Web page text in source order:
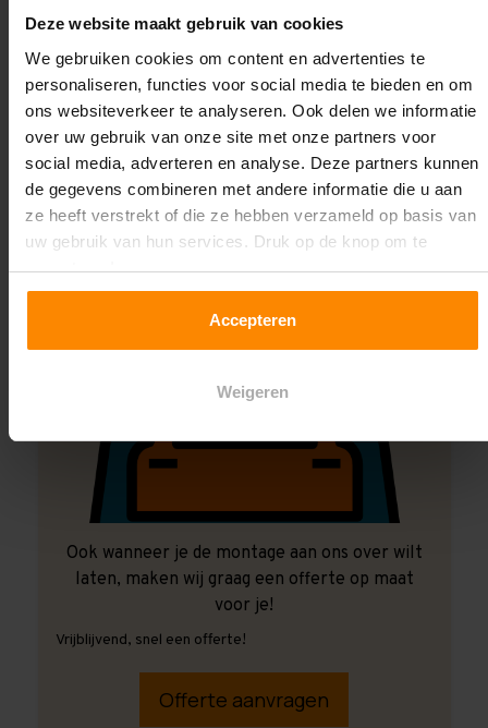
Deze website maakt gebruik van cookies
We gebruiken cookies om content en advertenties te
personaliseren, functies voor social media te bieden en om
ons websiteverkeer te analyseren. Ook delen we informatie
over uw gebruik van onze site met onze partners voor
social media, adverteren en analyse. Deze partners kunnen
de gegevens combineren met andere informatie die u aan
ze heeft verstrekt of die ze hebben verzameld op basis van
uw gebruik van hun services. Druk op de knop om te
accepteren!
Accepteren
Weigeren
Montage uitbesteden?
Laat ons het doen!
Ook wanneer je de montage aan ons over wilt
laten, maken wij graag een offerte op maat
voor je!
Vrijblijvend, snel een offerte!
Offerte aanvragen